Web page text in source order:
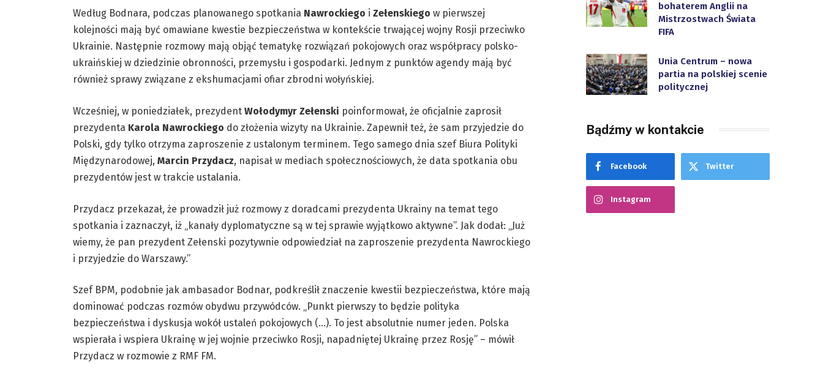
Według Bodnara, podczas planowanego spotkania Nawrockiego i Zełenskiego w pierwszej
kolejności mają być omawiane kwestie bezpieczeństwa w kontekście trwającej wojny Rosji przeciwko
Ukrainie. Następnie rozmowy mają objąć tematykę rozwiązań pokojowych oraz współpracy polsko-
ukraińskiej w dziedzinie obronności, przemysłu i gospodarki. Jednym z punktów agendy mają być
również sprawy związane z ekshumacjami ofiar zbrodni wołyńskiej.
Wcześniej, w poniedziałek, prezydent Wołodymyr Zełenski poinformował, że oficjalnie zaprosił
prezydenta Karola Nawrockiego do złożenia wizyty na Ukrainie. Zapewnił też, że sam przyjedzie do
Polski, gdy tylko otrzyma zaproszenie z ustalonym terminem. Tego samego dnia szef Biura Polityki
Międzynarodowej, Marcin Przydacz, napisał w mediach społecznościowych, że data spotkania obu
prezydentów jest w trakcie ustalania.
Przydacz przekazał, że prowadził już rozmowy z doradcami prezydenta Ukrainy na temat tego
spotkania i zaznaczył, iż „kanały dyplomatyczne są w tej sprawie wyjątkowo aktywne”. Jak dodał: „Już
wiemy, że pan prezydent Zełenski pozytywnie odpowiedział na zaproszenie prezydenta Nawrockiego
i przyjedzie do Warszawy.”
Szef BPM, podobnie jak ambasador Bodnar, podkreślił znaczenie kwestii bezpieczeństwa, które mają
dominować podczas rozmów obydwu przywódców. „Punkt pierwszy to będzie polityka
bezpieczeństwa i dyskusja wokół ustaleń pokojowych (…). To jest absolutnie numer jeden. Polska
wspierała i wspiera Ukrainę w jej wojnie przeciwko Rosji, napadniętej Ukrainę przez Rosję” – mówił
Przydacz w rozmowie z RMF FM.
bohaterem Anglii na
Mistrzostwach Świata
FIFA
Unia Centrum – nowa
partia na polskiej scenie
politycznej
Bądźmy w kontakcie
Facebook Twitter
Instagram